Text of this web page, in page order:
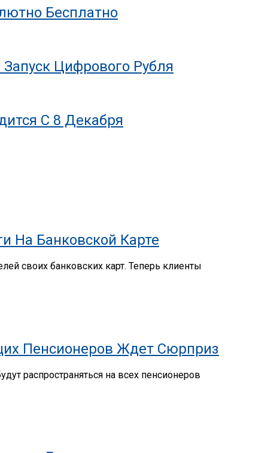
Бесплатно
Цифрового Рубля
С 8 Декабря
На Банковской Карте
своих банковских карт. Теперь клиенты
Пенсионеров Ждет Сюрприз
распространяться на всех пенсионеров